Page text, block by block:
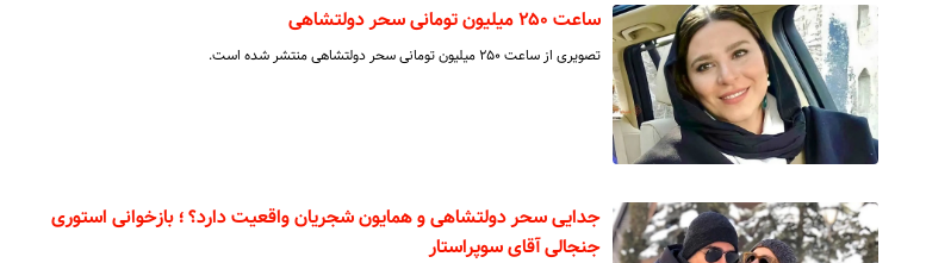
ساعت ۲۵۰ میلیون تومانی سحر دولتشاهی
تصویری از ساعت ۲۵۰ میلیون تومانی سحر دولتشاهی منتشر شده است.
جدایی سحر دولتشاهی و همایون شجریان واقعیت دارد؟ ؛ بازخوانی استوری
جنجالی آقای سوپراستار